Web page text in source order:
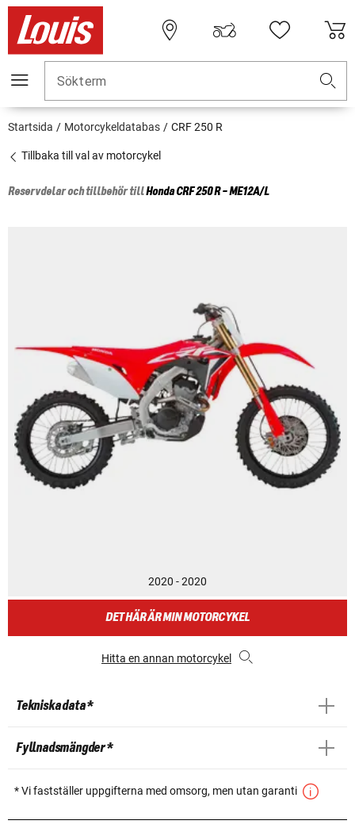
Sökterm
Startsida Motorcykeldatabas CRF 250 R
Tillbaka till val av motorcykel
Reservdelar och tillbehör tillHondaCRF 250 R - ME12A/L
2020 - 2020
DET HÄR ÄR MIN MOTORCYKEL
Hitta en annan motorcykel
Tekniska data *
Fyllnadsmängder *
* Vi fastställer uppgifterna med omsorg, men utan garanti